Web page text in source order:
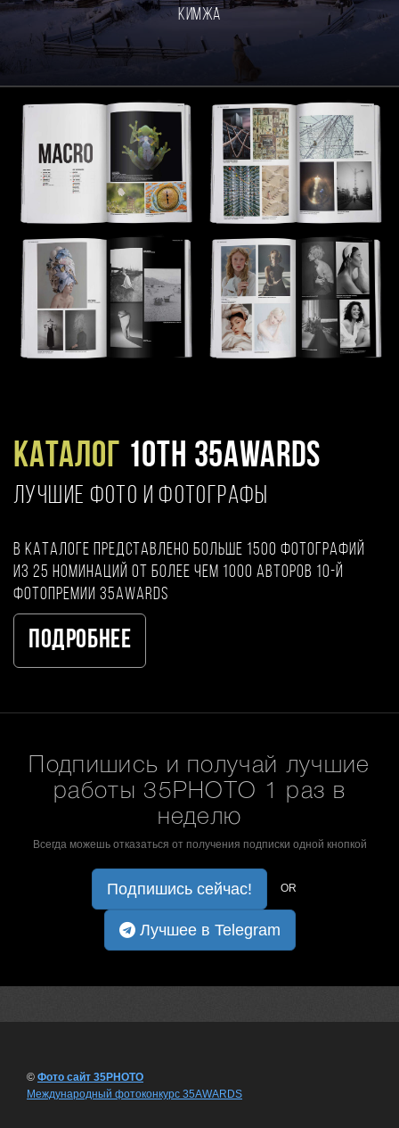
Кимжа
Каталог 10TH 35AWARDS
ЛУЧШИЕ ФОТО И ФОТОГРАФЫ
В каталоге представлено больше 1500 фотографий
из 25 номинаций от более чем 1000 авторов 10-й
фотопремии 35AWARDS
Подробнее
Подпишись и получай лучшие
работы 35PHOTO 1 раз в
неделю
Всегда можешь отказаться от получения подписки одной кнопкой
Подпишись сейчас! OR
Лучшее в Telegram
© Фото сайт 35PHOTO
Международный фотоконкурс 35AWARDS